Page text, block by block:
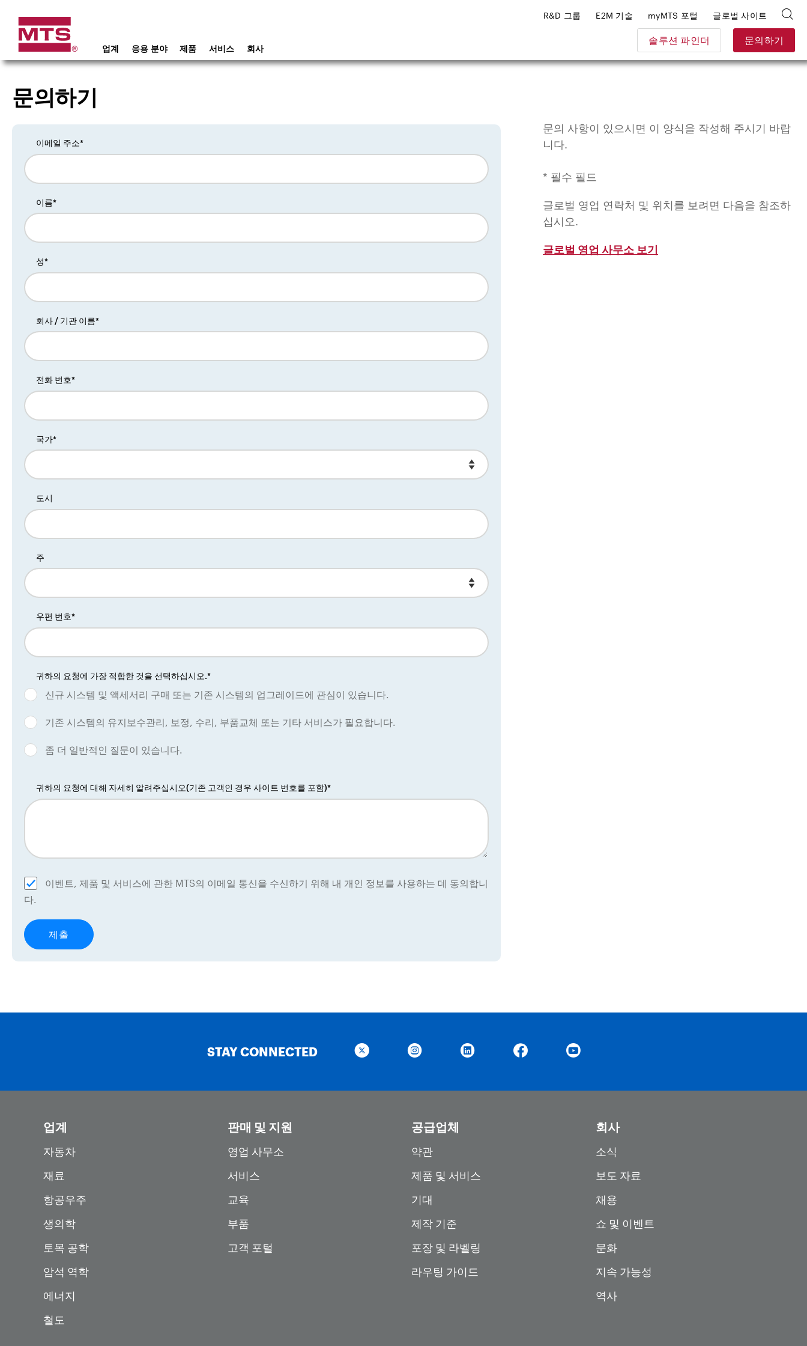
업계 응용 분야 제품 서비스 회사
솔루션 파인더 문의하기
R&D 그룹 E2M 기술 myMTS 포털 글로벌 사이트
문의하기
이메일 주소*
이름*
성*
회사 / 기관 이름*
전화 번호*
국가*
도시
주
우편 번호*
귀하의 요청에 가장 적합한 것을 선택하십시오.*
신규 시스템 및 액세서리 구매 또는 기존 시스템의 업그레이드에 관심이 있습니다.
기존 시스템의 유지보수관리, 보정, 수리, 부품교체 또는 기타 서비스가 필요합니다.
좀 더 일반적인 질문이 있습니다.
귀하의 요청에 대해 자세히 알려주십시오(기존 고객인 경우 사이트 번호를 포함)*
이벤트, 제품 및 서비스에 관한 MTS의 이메일 통신을 수신하기 위해 내 개인 정보를 사용하는 데 동의합니
다.
문의 사항이 있으시면 이 양식을 작성해 주시기 바랍
니다.
* 필수 필드
글로벌 영업 연락처 및 위치를 보려면 다음을 참조하
십시오.
글로벌 영업 사무소 보기
STAY CONNECTED
업계
자동차
재료
항공우주
생의학
토목 공학
암석 역학
에너지
철도
판매 및 지원
영업 사무소
서비스
교육
부품
고객 포털
공급업체
약관
제품 및 서비스
기대
제작 기준
포장 및 라벨링
라우팅 가이드
회사
소식
보도 자료
채용
쇼 및 이벤트
문화
지속 가능성
역사